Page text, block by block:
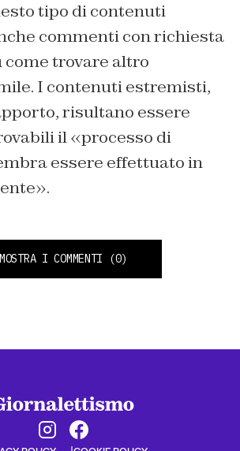
tipo di contenuti
commenti con richiesta
come trovare altro
I contenuti estremisti,
risultano essere
il «processo di
essere effettuato in
MOSTRA I COMMENTI (0)